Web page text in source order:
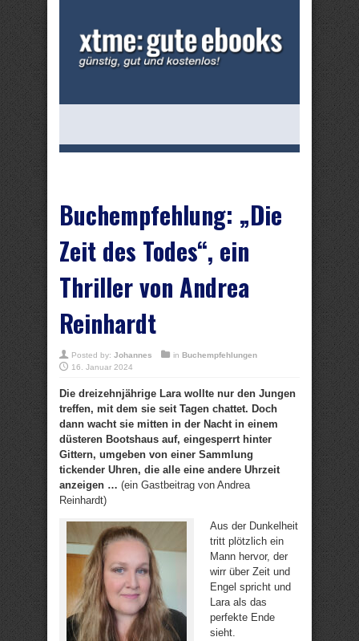
Buchempfehlung: „Die
Zeit des Todes“, ein
Thriller von Andrea
Reinhardt
Posted by: Johannes in Buchempfehlungen
16. Januar 2024
Die dreizehnjährige Lara wollte nur den Jungen
treffen, mit dem sie seit Tagen chattet. Doch
dann wacht sie mitten in der Nacht in einem
düsteren Bootshaus auf, eingesperrt hinter
Gittern, umgeben von einer Sammlung
tickender Uhren, die alle eine andere Uhrzeit
anzeigen … (ein Gastbeitrag von Andrea
Reinhardt)
Aus der Dunkelheit
tritt plötzlich ein
Mann hervor, der
wirr über Zeit und
Engel spricht und
Lara als das
perfekte Ende
sieht.